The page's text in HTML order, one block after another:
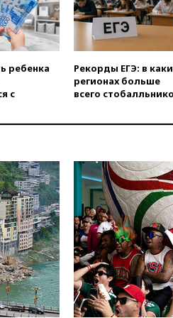
ребенка
с
Рекорды ЕГЭ: в
регионах больше
всего